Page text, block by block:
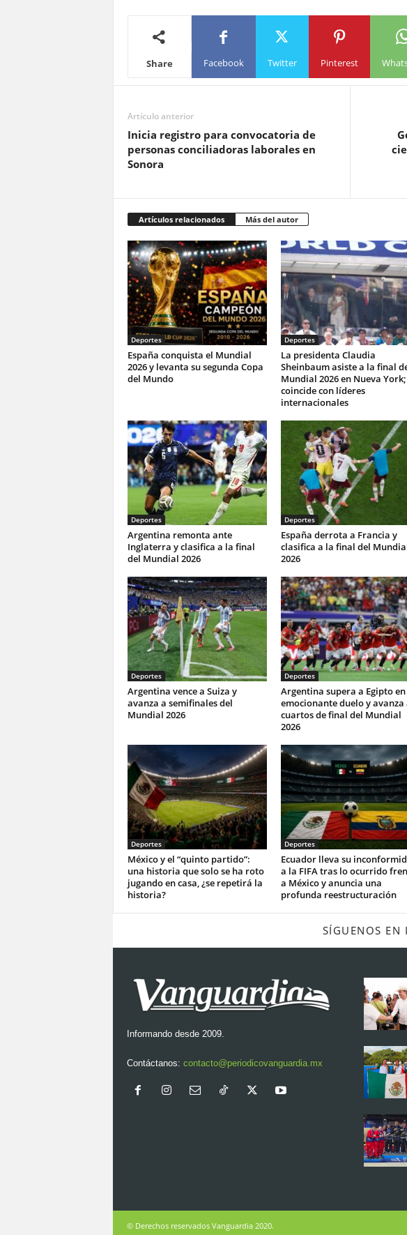
Share Facebook Twitter Pinterest
Artículo anterior
Inicia registro para convocatoria de
personas conciliadoras laborales en
Sonora
Artículos relacionados Más del autor
Deportes
España conquista el Mundial
2026 y levanta su segunda Copa
del Mundo
Deportes
La presidenta Claudia
Sheinbaum asiste a la final
Mundial 2026 en Nueva York;
coincide con líderes
internacionales
Deportes
Argentina remonta ante
Inglaterra y clasifica a la final
del Mundial 2026
Deportes
España derrota a Francia y
clasifica a la final del
2026
Deportes
Argentina vence a Suiza y
avanza a semifinales del
Mundial 2026
Deportes
Argentina supera a Egipto
emocionante duelo y avanza
cuartos de final del Mundial
2026
Deportes
México y el “quinto partido”:
una historia que solo se ha roto
jugando en casa, ¿se repetirá la
historia?
Deportes
Ecuador lleva su
a la FIFA tras lo ocurrido
a México y anuncia una
profunda reestructuración
SÍGUENOS EN
Informando desde 2009.
Contáctanos: contacto@periodicovanguardia.mx
© Derechos reservados Vanguardia 2020.